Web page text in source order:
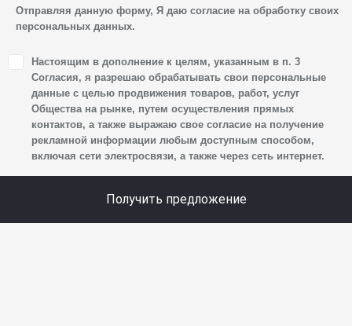
ТПЗ «Алтуфьево», вл. 5, стр. 1, является оператором
персональных данных.
1. Настоящим я даю согласие Обществу на обработку
своих персональных данных, а именно: имени, отчества,
фамилии, контактных данных (включая номер телефона
и адрес электронной почты), адреса, сведений
о впечатлениях, интересах, предпочтениях
к автомобилю(-ям) и товарам/услугам, IP-адреса,
сайта, уникального идентификатора посетителя сайта,
предпочтительного времени и способа для контакта,
Отправляя данную форму, Я даю согласие на обработку своих
персональных данных.
Настоящим в дополнение к целям, указанным в п. 3
Согласия, я разрешаю обрабатывать свои персональные
данные с целью продвижения товаров, работ, услуг
Общества на рынке, путем осуществления прямых
контактов, а также выражаю свое согласие на получение
рекламной информации любым доступным способом,
включая сети электросвязи, а также через сеть интернет.
Получить предложение